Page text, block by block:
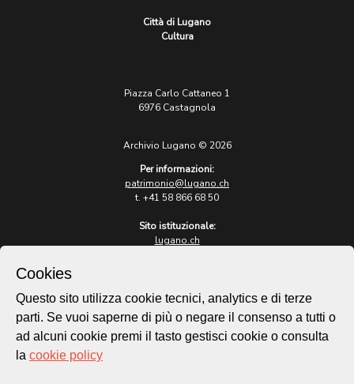
Città di Lugano
Cultura
Piazza Carlo Cattaneo 1
6976 Castagnola
Archivio Lugano © 2026
Per informazioni:
patrimonio@lugano.ch
t. +41 58 866 68 50
Sito istituzionale:
lugano.ch
Privacy Policy
Credits
Homepage
Temi
Cookies
Questo sito utilizza cookie tecnici, analytics e di terze
parti. Se vuoi saperne di più o negare il consenso a tutti o
ad alcuni cookie premi il tasto gestisci cookie o consulta
la cookie policy